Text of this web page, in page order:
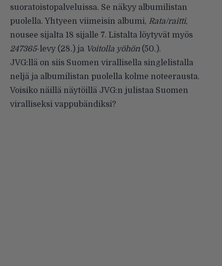
suoratoistopalveluissa. Se näkyy albumilistan
puolella. Yhtyeen viimeisin albumi, Rata/raitti,
nousee sijalta 18 sijalle 7. Listalta löytyvät myös
247365-levy (28.) ja Voitolla yöhön(50.).
JVG:llä on siis Suomen virallisella singlelistalla
neljä ja albumilistan puolella kolme noteerausta.
Voisiko näillä näytöillä JVG:n julistaa Suomen
viralliseksi vappubändiksi?